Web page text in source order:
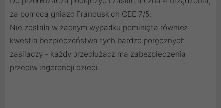
za pomocą gniazd Francuskich CEE 7/5.
Nie została w żadnym wypadku pominięta również
kwestia bezpieczeństwa tych bardzo poręcznych
zasilaczy - każdy przedłużacz ma zabezpieczenia
przeciw ingerencji dzieci.